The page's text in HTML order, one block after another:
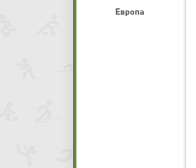
Европа